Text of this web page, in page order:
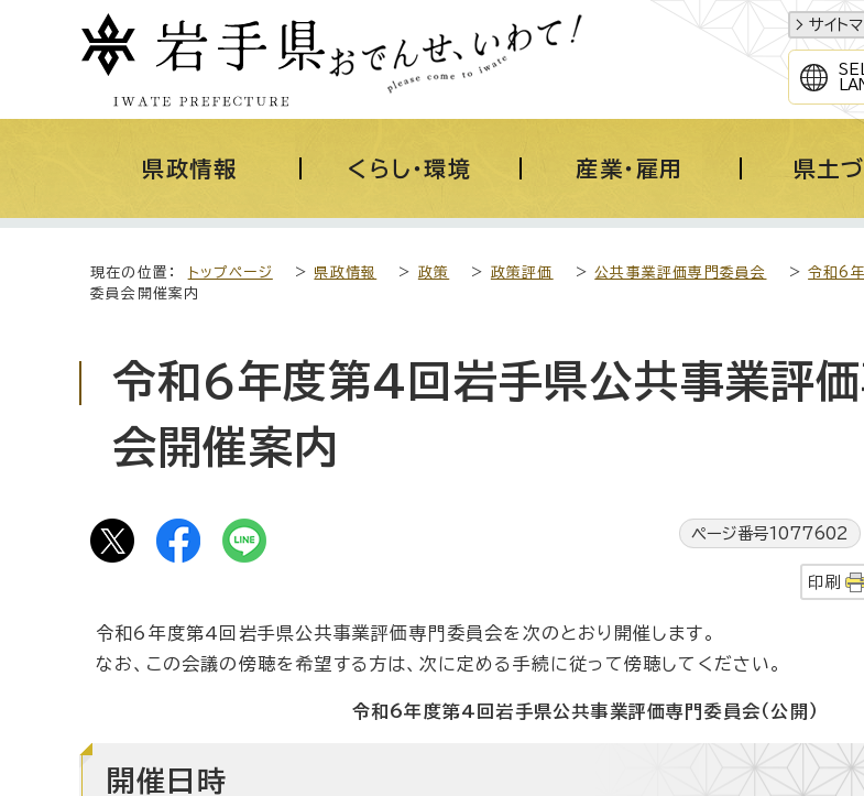
サイト
県政情報 くらし・環境 産業・雇用 県土づ
現在の位置： トップページ > 県政情報 > 政策 > 政策評価 >公共事業評価専門委員会 >令和6
委員会開催案内
令和6年度第4回岩手県公共事業評
会開催案内
ページ番号1077602
印刷
令和6年度第4回岩手県公共事業評価専門委員会を次のとおり開催します。
なお、この会議の傍聴を希望する方は、次に定める手続に従って傍聴してください。
令和6年度第4回岩手県公共事業評価専門委員会（公開）
開催日時